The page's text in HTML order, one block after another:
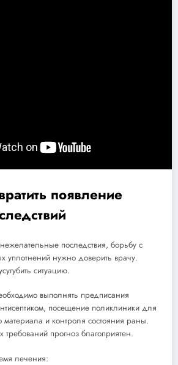
появление
последствия, борьбу с
уплотнений нужно доверить врачу.
ситуацию.
выполнять предписания
посещение поликлиники для
материала и контроля состояния раны.
прогноз благоприятен.
лечения: